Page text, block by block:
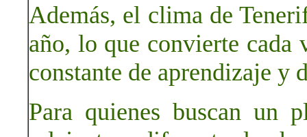
Además, el clima de
año, lo que convierte cada
constante de aprendizaje y
Para quienes buscan un